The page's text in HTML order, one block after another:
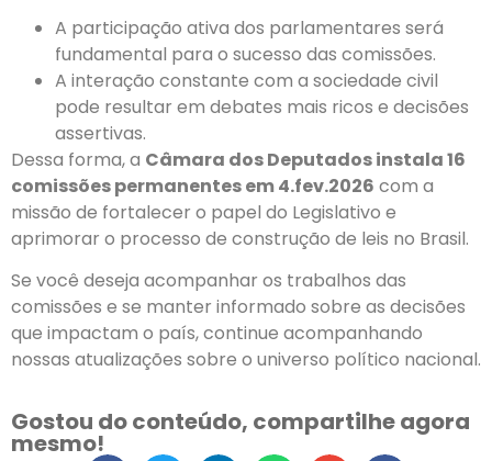
A participação ativa dos parlamentares será
fundamental para o sucesso das comissões.
A interação constante com a sociedade civil
pode resultar em debates mais ricos e decisões
assertivas.
Dessa forma, a Câmara dos Deputados instala 16
comissões permanentes em 4.fev.2026 com a
missão de fortalecer o papel do Legislativo e
aprimorar o processo de construção de leis no Brasil.
Se você deseja acompanhar os trabalhos das
comissões e se manter informado sobre as decisões
que impactam o país, continue acompanhando
nossas atualizações sobre o universo político nacional.
Gostou do conteúdo, compartilhe agora
mesmo!